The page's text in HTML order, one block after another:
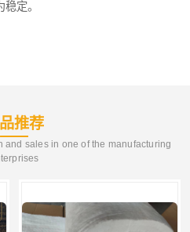
定。
推荐
and sales in one of the manufacturing